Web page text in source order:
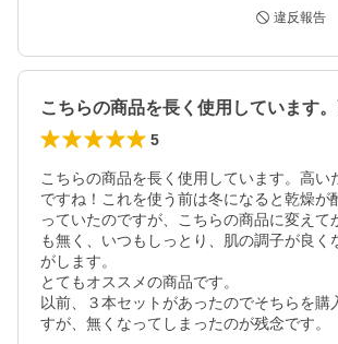
違反報告
5
こちらの商品を長く使用しています。高い
ですね！これを使う前は冬になると乾燥が
っていたのですが、こちらの商品に変えて
も無く、いつもしっとり、肌の調子が良く
がします。
とてもオススメの商品です。
以前、３本セットがあったのでそちらを購
すが、無くなってしまったのが残念です。